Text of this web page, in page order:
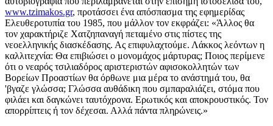
www.tzimakos.gr, προτάσσει ένα απόσπασμα της εφημερίδας
Ελευθεροτυπία του 1985, που μάλλον τον εκφράζει: «Άλλος θα
τον χαρακτήριζε Χατζηπαναγή πεταμένο στις πίστες της
νεοελληνικής διασκέδασης. Ας επιφυλαχτούμε. Λάκκος λεόντων η
καλλιτεχνία: Θα επιβιώσει ο μονομάχος μάρτυρας; Ποιος περίμενε
ότι ο νεαρός τσιλιαδόρος αριστεριστών αφισοκολλητών των
Βορείων Προαστίων θα όρθωνε μια μέρα το ανάστημά του, θα
'βγαζε γλώσσα; Γλώσσα αυθάδικη που σμπαραλιάζει, στόμα που
φιλάει και δαγκώνει ταυτόχρονα. Ερωτικός και αποκρουστικός. Τον
απορρίπτεις ή τον δέχεσαι. Αλλά πάντα πληρώνεις.»